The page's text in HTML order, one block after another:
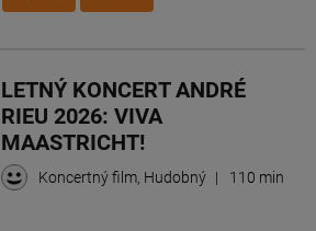
LETNÝ KONCERT ANDRÉ
RIEU 2026: VIVA
MAASTRICHT!
Koncertný film, Hudobný | 110 min